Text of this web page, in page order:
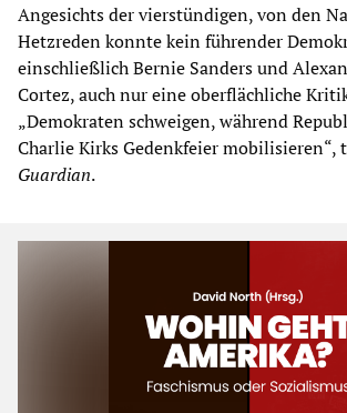
Angesichts der vierstündigen, von den
Hetzreden konnte kein führender
einschließlich Bernie Sanders und
Cortez, auch nur eine oberflächliche
„Demokraten schweigen, während
Charlie Kirks Gedenkfeier mobilisieren“,
Guardian.